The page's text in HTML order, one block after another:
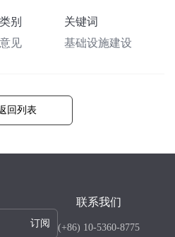
类别
意见
关键词
基础设施建设
回列表
订阅
联系我们
(+86) 10-5360-8775